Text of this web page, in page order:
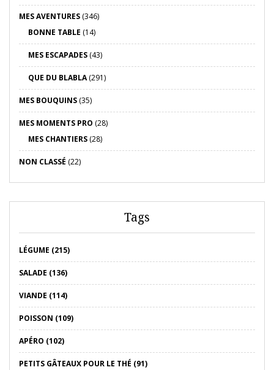
MES AVENTURES (346)
BONNE TABLE (14)
MES ESCAPADES (43)
QUE DU BLABLA(291)
MES BOUQUINS (35)
MES MOMENTS PRO (28)
MES CHANTIERS (28)
NON CLASSÉ (22)
Tags
LÉGUME (215)
SALADE (136)
VIANDE (114)
POISSON (109)
APÉRO (102)
PETITS GÂTEAUX POUR LE THÉ (91)